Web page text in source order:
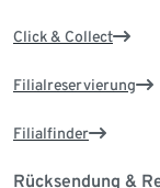
Click & Collect
Filialreservierung
Filialfinder
Rücksendung &